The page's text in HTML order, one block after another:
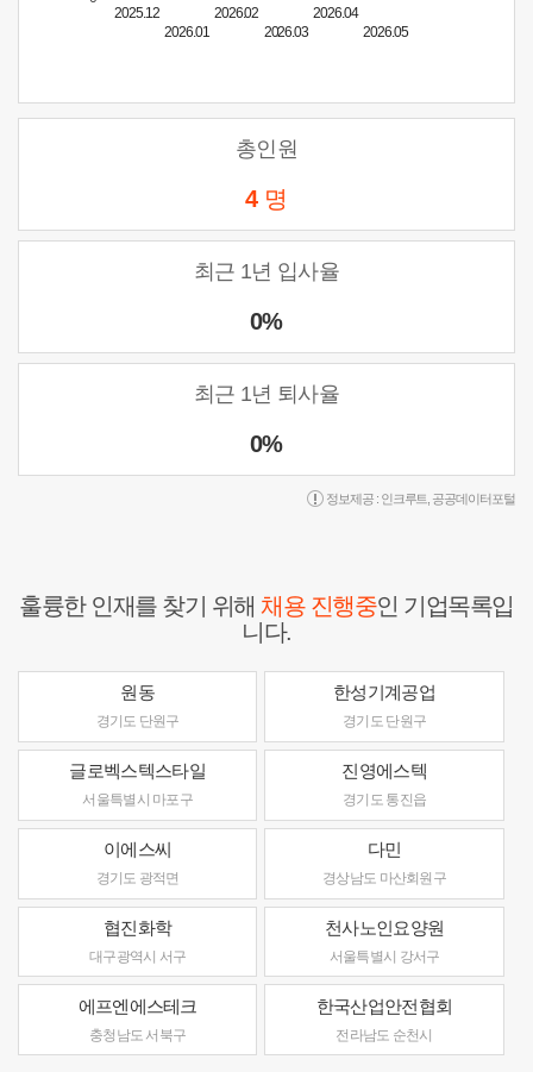
2025.12
2026.01
2026.02
2026.03
2026.04
2026.05
총인원
4 명
최근 1년 입사율
0%
최근 1년 퇴사율
0%
정보제공 : 인크루트 공공데이터포털
훌륭한 인재를 찾기 위해채용 진행중인 기업목록입
니다.
원동
경기도 단원구
한성기계공업
경기도 단원구
글로벡스텍스타일
서울특별시 마포구
진영에스텍
경기도 통진읍
이에스씨
경기도 광적면
다민
경상남도 마산회원구
협진화학
대구광역시 서구
천사노인요양원
서울특별시 강서구
에프엔에스테크
충청남도 서북구
한국산업안전협회
전라남도 순천시